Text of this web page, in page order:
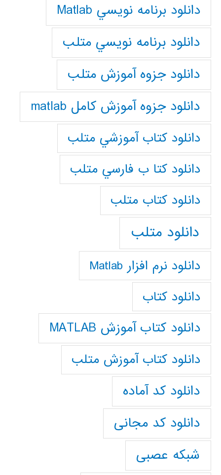
دانلود برنامه نويسي Matlab
دانلود برنامه نويسي متلب
دانلود جزوه آموزش متلب
دانلود جزوه آموزش کامل matlab
دانلود كتاب آموزشي متلب
دانلود كتا ب فارسي متلب
دانلود كتاب متلب
دانلود متلب
دانلود نرم افزار Matlab
دانلود کتاب
دانلود کتاب آموزش MATLAB
دانلود کتاب آموزش متلب
دانلود کد آماده
دانلود کد مجانی
شبکه عصبی